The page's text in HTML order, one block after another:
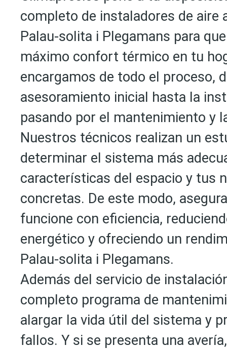
completo de instaladores de aire
Palau-solita i Plegamans para
máximo confort térmico en tu
encargamos de todo el proceso,
asesoramiento inicial hasta la
pasando por el mantenimiento y
Nuestros técnicos realizan un
determinar el sistema más
características del espacio y tus
concretas. De este modo,
funcione con eficiencia,
energético y ofreciendo un
Palau-solita i Plegamans.
Además del servicio de
completo programa de
alargar la vida útil del sistema y
fallos. Y si se presenta una